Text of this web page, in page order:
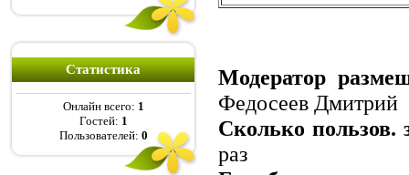
Статистика
Онлайн всего: 1
Гостей: 1
Пользователей: 0
Модератор
Федосеев Дмитрий
Сколько пользов.
раз